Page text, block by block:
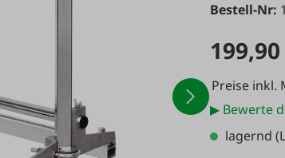
Bestell-Nr:
Preise inkl.
▶ Bewerte
lagernd